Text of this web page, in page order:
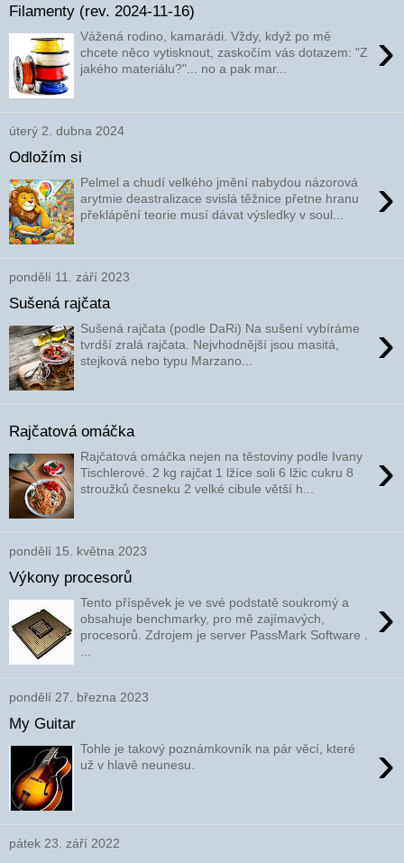
Filamenty (rev. 2024-11-16)
›
Vážená rodino, kamarádi. Vždy, když po mě
chcete něco vytisknout, zaskočím vás dotazem: "Z
jakého materiálu?"... no a pak mar...
úterý 2. dubna 2024
Odložím si
›
Pelmel a chudí velkého jmění nabydou názorová
arytmie deastralizace svislá těžnice přetne hranu
překlápění teorie musí dávat výsledky v soul...
pondělí 11. září 2023
Sušená rajčata
›
Sušená rajčata (podle DaRi) Na sušení vybíráme
tvrdší zralá rajčata. Nejvhodnější jsou masitá,
stejková nebo typu Marzano...
Rajčatová omáčka
›
Rajčatová omáčka nejen na těstoviny podle Ivany
Tischlerové. 2 kg rajčat 1 lžíce soli 6 lžic cukru 8
stroužků česneku 2 velké cibule větší h...
pondělí 15. května 2023
Výkony procesorů
›
Tento příspěvek je ve své podstatě soukromý a
obsahuje benchmarky, pro mě zajímavých,
procesorů. Zdrojem je server PassMark Software .
...
pondělí 27. března 2023
My Guitar
›
Tohle je takový poznámkovník na pár věcí, které
už v hlavě neunesu.
pátek 23. září 2022